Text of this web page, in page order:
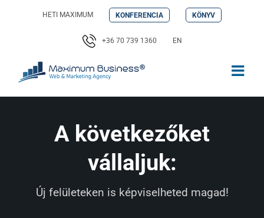
HETI MAXIMUM KONFERENCIA KÖNYV
+36 70 739 1360 EN
A következőket
vállaljuk:
Új felületeken is képviselheted magad!